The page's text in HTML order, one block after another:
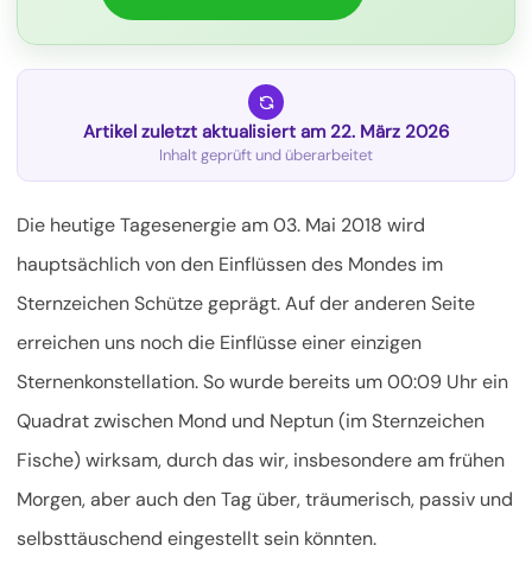
Artikel zuletzt aktualisiert am 22. März 2026
Inhalt geprüft und überarbeitet
Die heutige Tagesenergie am 03. Mai 2018 wird
hauptsächlich von den Einflüssen des Mondes im
Sternzeichen Schütze geprägt. Auf der anderen Seite
erreichen uns noch die Einflüsse einer einzigen
Sternenkonstellation. So wurde bereits um 00:09 Uhr ein
Quadratzwischen Mond und Neptun (im Sternzeichen
Fische) wirksam, durch das wir, insbesondere am frühen
Morgen, aber auch den Tag über, träumerisch, passiv und
selbsttäuschend eingestellt sein könnten.